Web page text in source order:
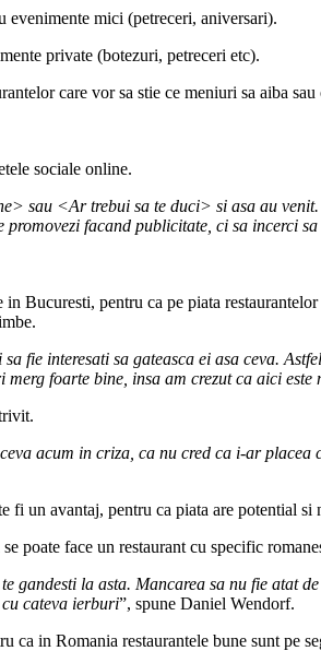
evenimente mici (petreceri, aniversari).
private (botezuri, petreceri etc).
care vor sa stie ce meniuri sa aiba
sociale online.
sau <Ar trebui sa te duci> si asa au
facand publicitate, ci sa incerci
Bucuresti, pentru ca pe piata
fie interesati sa gateasca ei asa ceva.
foarte bine, insa am crezut ca aici
acum in criza, ca nu cred ca i-ar
un avantaj, pentru ca piata are potential si
poate face un restaurant cu specific
la asta. Mancarea sa nu fie atat
cateva ierburi”, spune Daniel Wendorf.
ca in Romania restaurantele bune sunt pe